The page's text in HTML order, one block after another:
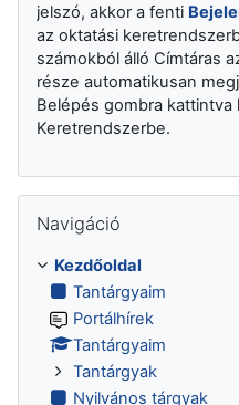
jelszó, akkor a fenti
az oktatási
számokból álló Címtáras
része automatikusan
Belépés gombra
Keretrendszerbe.
Navigáció
Kezdőoldal
Tantárgyaim
Portálhírek
Tantárgyaim
Tantárgyak
Nyilvános tárgyak